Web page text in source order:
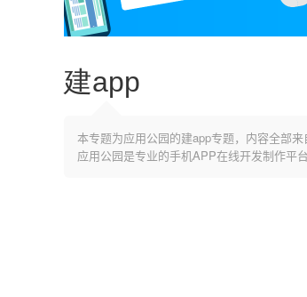
建app
本专题为应用公园的建app专题，内容全部
应用公园是专业的手机APP在线开发制作平